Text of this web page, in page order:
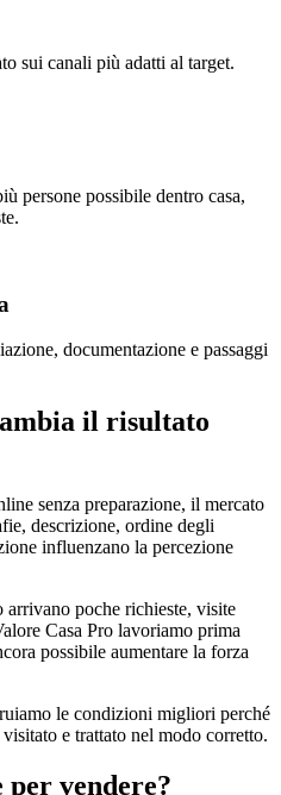
sui canali più adatti al target.
persone possibile dentro casa,
documentazione e passaggi
il risultato
senza preparazione, il mercato
descrizione, ordine degli
influenzano la percezione
arrivano poche richieste, visite
Casa Pro lavoriamo prima
possibile aumentare la forza
le condizioni migliori perché
e trattato nel modo corretto.
per vendere?